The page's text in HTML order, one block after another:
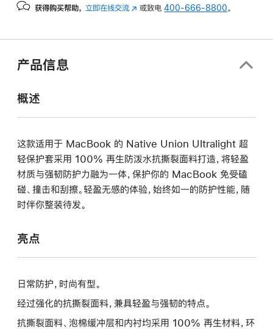
获得购买帮助， 立即在线交流 (在 或致电400-666-8800。
产品信息
概述
这款适用于 MacBook 的 Native Union Ultralight 超
轻保护套采用 100% 再生防泼水抗撕裂面料打造，将轻盈
材质与强韧防护力融为一体，保护你的 MacBook 免受磕
碰、撞击和刮擦。轻盈无感的体验，始终如一的防护性能，随
时伴你整装待发。
亮点
日常防护，时尚有型。
经过强化的抗撕裂面料，兼具轻盈与强韧的特点。
抗撕裂面料、泡棉缓冲层和内衬均采用 100% 再生材料，环